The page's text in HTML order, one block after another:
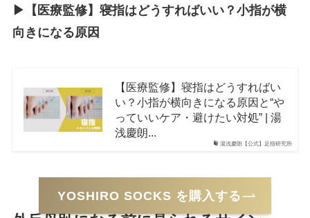
▶︎【医療監修】寝指はどうすればいい？小指が横
向きになる原因
湯浅慶朗【公式】足指研究所
【医療監修】寝指はどうすればい
い？小指が横向きになる原因と“や
っていいケア・避けたい対処” | 湯
浅慶朗...
YOSHIRO SOCKS を購入する